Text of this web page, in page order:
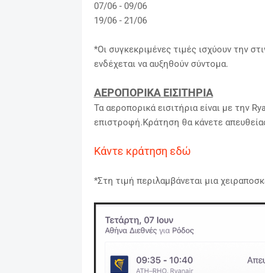
07/06 - 09/06
19/06 - 21/06
*Οι συγκεκριμένες τιμές ισχύουν την
ενδέχεται να αυξηθούν σύντομα.
ΑΕΡΟΠΟΡΙΚΑ ΕΙΣΙΤΗΡΙΑ
Τα αεροπορικά εισιτήρια είναι με την
επιστροφή.Κράτηση θα κάνετε
Κάντε κράτηση εδώ
*Στη τιμή περιλαμβάνεται μια